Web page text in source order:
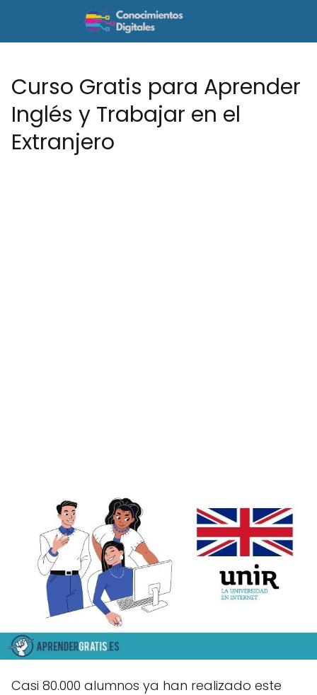
Curso Gratis para Aprender
Inglés y Trabajar en el
Extranjero
Casi 80.000 alumnos ya han realizado este